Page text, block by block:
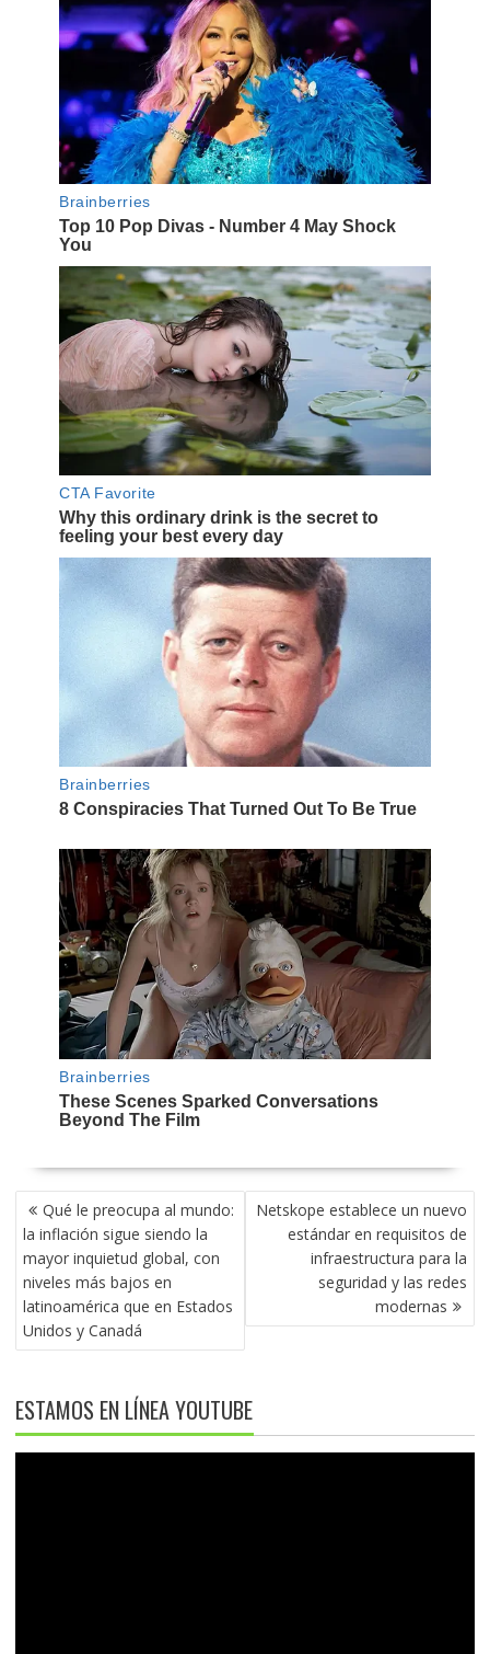
NAVEGACIÓN
DE
ENTRADAS
Qué le preocupa al mundo:
la inflación sigue siendo la
mayor inquietud global, con
niveles más bajos en
latinoamérica que en Estados
Unidos y Canadá
Netskope establece un nuevo
estándar en requisitos de
infraestructura para la
seguridad y las redes
modernas
ESTAMOS EN LÍNEA YOUTUBE